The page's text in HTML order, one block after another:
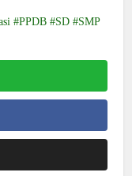
#PPDB #SD #SMP